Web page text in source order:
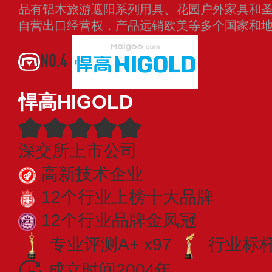
品有铝木旅游遮阳系列用具、花园户外家具和
自营出口经营权，产品远销欧美等多个国家和
NO.4
悍高HIGOLD
深交所上市公司
高新技术企业
12个行业上榜十大品牌
12个行业品牌金凤冠
专业评测A+ x97
行业标